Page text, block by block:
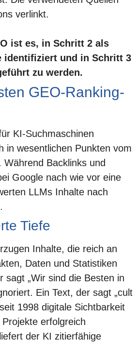
verlinkt.
ist es, in Schritt 2 als
identifiziert und in Schritt 3
zu werden.
GEO-Ranking-
KI-Suchmaschinen
in wesentlichen Punkten vom
Während Backlinks und
Google nach wie vor eine
LLMs Inhalte nach
Tiefe
Inhalte, die reich an
Daten und Statistiken
sagt „Wir sind die Besten in
Ein Text, der sagt „cult
1998 digitale Sichtbarkeit
erfolgreich
der KI zitierfähige